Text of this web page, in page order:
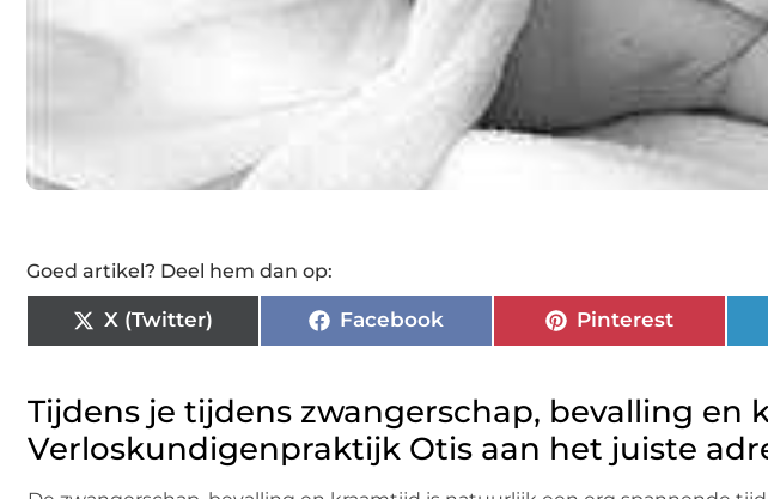
Goed artikel? Deel hem dan op:
X (Twitter) Facebook Pinterest
Tijdens je tijdens zwangerschap, bevalling en
Verloskundigenpraktijk Otis aan het juiste